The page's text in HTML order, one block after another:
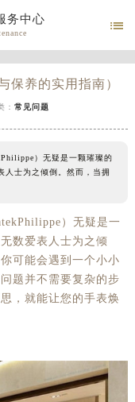
务中心 
保养的实用指南）
： 常见问题
）无疑是一颗璀璨的
人士为之倾倒。然而，当拥
）无疑是一
数爱表人士为之倾
可能会遇到一个小小
题并不需要复杂的步
，就能让您的手表焕